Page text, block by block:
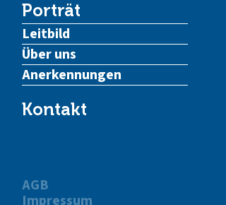
Porträt
Leitbild
Über uns
Anerkennungen
Kontakt
AGB
Impressum